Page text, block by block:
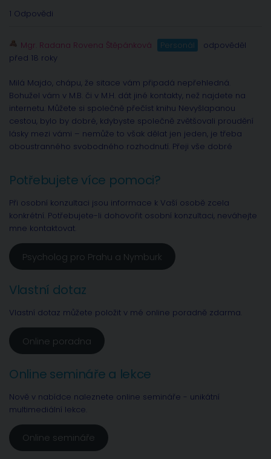
1 Odpovědi
Mgr. Radana Rovena Štěpánková Personál
odpověděl
před 18 roky
Milá Majdo, chápu, že sitace vám připadá nepřehledná.
Bohužel vám v M.B. či v M.H. dát jiné kontakty, než najdete na
internetu. Můžete si společně přečíst knihu Nevyšlapanou
cestou, bylo by dobré, kdybyste společně zvětšovali proudění
lásky mezi vámi – nemůže to však dělat jen jeden, je třeba
oboustranného svobodného rozhodnutí. Přeji vše dobré
Potřebujete více pomoci?
Při osobní konzultaci jsou informace k Vaší osobě zcela
konkrétní. Potřebujete-li dohovořit osobní konzultaci, neváhejte
mne kontaktovat.
Psycholog pro Prahu a Nymburk
Vlastní dotaz
Vlastní dotaz můžete položit v mé online poradně zdarma.
Online poradna
Online semináře a lekce
Nově v nabídce naleznete online semináře - unikátní
multimediální lekce.
Online semináře